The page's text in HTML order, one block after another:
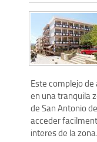
Este complejo
en una tranquila
de San Antonio
acceder
interes de la zona.